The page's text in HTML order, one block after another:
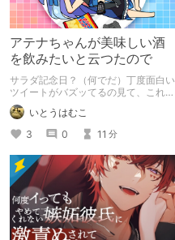
アテナちゃんが美味しい酒
を飲みたいと云つたので
サラダ記念日？（何でだ）丁度面白い
ツイートがバズッてるの見て、これは
いいや、と便乗しますｗ
いとうはむこ
3
0 11 分